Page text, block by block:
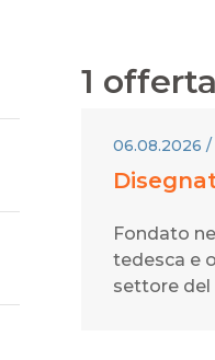
1
06.08.2026 /
Fondato
tedesca e
settore